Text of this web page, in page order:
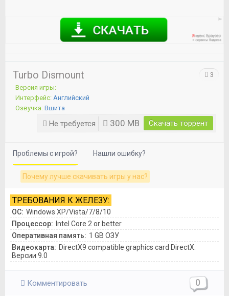
Turbo Dismount
Версия игры:
Интерфейс: Английский
Озвучка: Вшита
Не требуется 300 MB Скачать торрент
3
Проблемы с игрой? Нашли ошибку?
Почему лучше скачивать игры у нас?
ТРЕБОВАНИЯ К ЖЕЛЕЗУ:
ОС: Windows XP/Vista/7/8/10
Процессор: Intel Core 2 or better
Оперативная память: 1 GB ОЗУ
Видеокарта: DirectX9 compatible graphics card DirectX:
Версии 9.0
Комментировать 0